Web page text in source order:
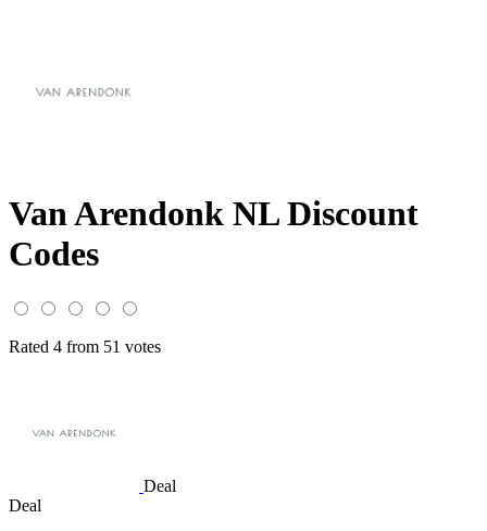
Van Arendonk NL Discount
Codes
Rated 4 from 51 votes
Deal
Deal